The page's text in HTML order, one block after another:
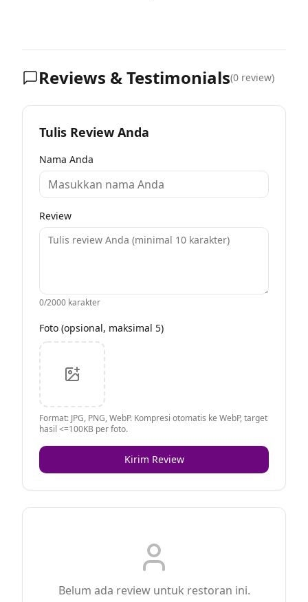
Reviews & Testimonials(0 review)
Tulis Review Anda
Nama Anda
Review
0/2000 karakter
Foto (opsional, maksimal 5)
Format: JPG, PNG, WebP. Kompresi otomatis ke WebP, target
hasil <=100KB per foto.
Kirim Review
Belum ada review untuk restoran ini.